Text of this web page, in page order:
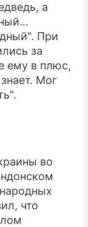
а
При
за
ему в плюс,
Мог
во
что